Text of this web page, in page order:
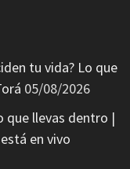
tu vida? Lo que
05/08/2026
que llevas dentro |
en vivo